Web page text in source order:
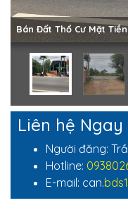
Bán Đất Thổ Cư Mặt
Liên hệ
Người đăng:
Hotline:
E-mail: can.